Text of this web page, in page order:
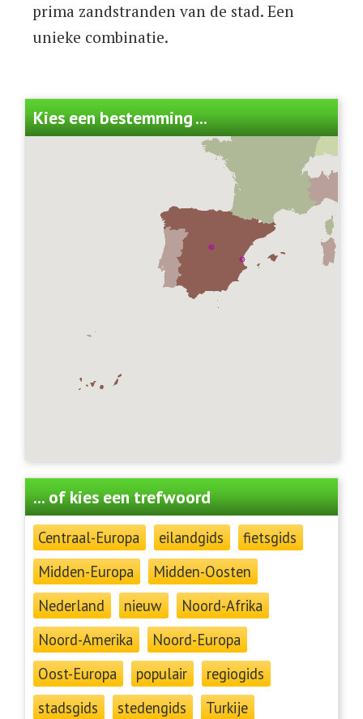
Kies een bestemming ...
... of kies een trefwoord
Centraal-Europa eilandgids
fietsgids
Midden-Europa
Midden-Oosten
Nederland
nieuw
Noord-Afrika
Noord-Amerika
Noord-Europa
Oost-Europa
populair
regiogids
stadsgids
stedengids
Turkije
prima zandstranden van de stad. Een
unieke combinatie.